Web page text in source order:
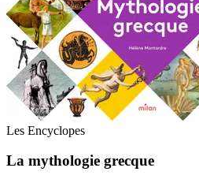
Les Encyclopes
La mythologie grecque